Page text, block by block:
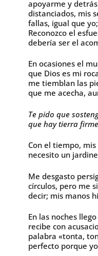
apoyarme y
distanciados, mis
fallas, igual que
Reconozco el
debería ser el
En ocasiones el
que Dios es mi
me tiemblan las
que me acecha,
Te pido que
que hay tierra
Con el tiempo,
necesito un
Me desgasto
círculos, pero me
decir; mis manos
En las noches
recibe con
palabra «tonta,
perfecto porque